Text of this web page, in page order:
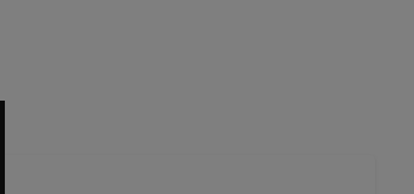
Produktivität von Caverion aus. Die